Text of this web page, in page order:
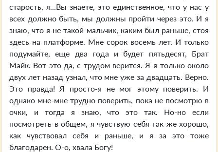
старость, я...Вы знаете, это единственное, что у нас у
всех должно быть, мы должны пройти через это. И я
знаю, что я не такой мальчик, каким был раньше, стоя
здесь на платформе. Мне сорок восемь лет. И только
подумайте, еще два года и будет пятьдесят, Брат
Майк. Вот это да, с трудом верится. Я-я только около
двух лет назад узнал, что мне уже за двадцать. Верно.
Это правда! Я просто-я не мог этому поверить. И
однако мне-мне трудно поверить, пока не посмотрю в
очки, и тогда я знаю, что это так. Но-но если
посмотреть в общем, я чувствую себя так же хорошо,
как чувствовал себя и раньше, и я за это тоже
благодарен. О-о, хвала Богу!